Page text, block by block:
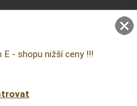
E - shopu nižší ceny !!!